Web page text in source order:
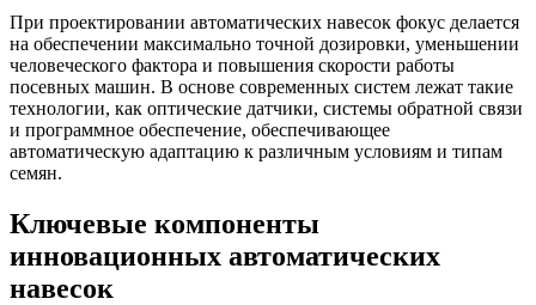
При проектировании автоматических навесок фокус делается
на обеспечении максимально точной дозировки, уменьшении
человеческого фактора и повышения скорости работы
посевных машин. В основе современных систем лежат такие
технологии, как оптические датчики, системы обратной связи
и программное обеспечение, обеспечивающее
автоматическую адаптацию к различным условиям и типам
семян.
Ключевые компоненты
инновационных автоматических
навесок